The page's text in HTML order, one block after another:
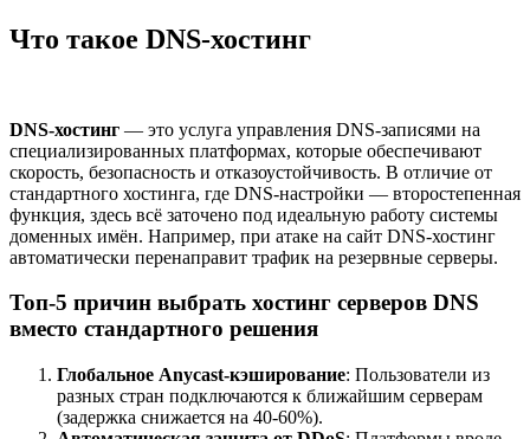
Что такое DNS-хостинг
DNS-хостинг — это услуга управления DNS-записями на
специализированных платформах, которые обеспечивают
скорость, безопасность и отказоустойчивость. В отличие от
стандартного хостинга, где DNS-настройки — второстепенная
функция, здесь всё заточено под идеальную работу системы
доменных имён. Например, при атаке на сайт DNS-хостинг
автоматически перенаправит трафик на резервные серверы.
Топ-5 причин выбрать хостинг серверов DNS
вместо стандартного решения
Глобальное Anycast-кэширование: Пользователи из
разных стран подключаются к ближайшим серверам
(задержка снижается на 40-60%).